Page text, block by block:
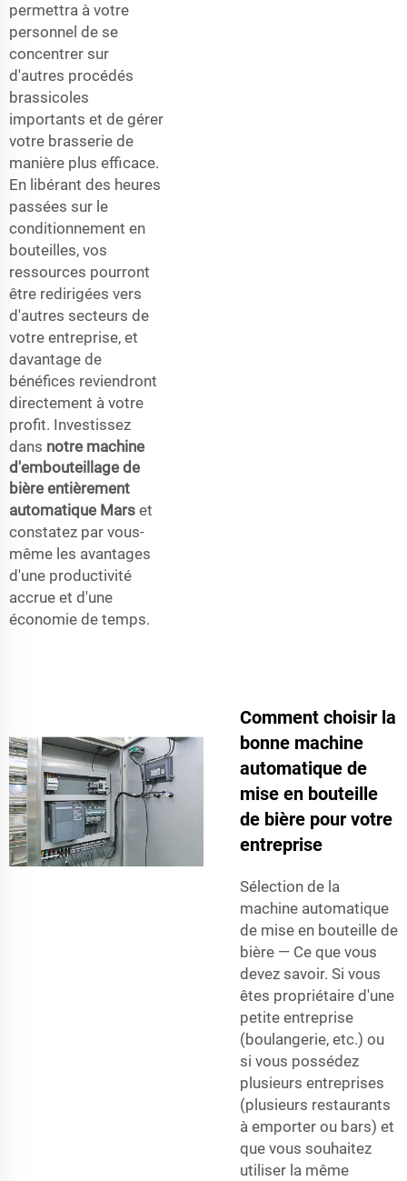
permettra à votre
personnel de se
concentrer sur
d'autres procédés
brassicoles
importants et de gérer
votre brasserie de
manière plus efficace.
En libérant des heures
passées sur le
conditionnement en
bouteilles, vos
ressources pourront
être redirigées vers
d'autres secteurs de
votre entreprise, et
davantage de
bénéfices reviendront
directement à votre
profit. Investissez
dans notre machine
d'embouteillage de
bière entièrement
automatique Mars et
constatez par vous-
même les avantages
d'une productivité
accrue et d'une
économie de temps.
Comment choisir la
bonne machine
automatique de
mise en bouteille
de bière pour votre
entreprise
Sélection de la
machine automatique
de mise en bouteille de
bière — Ce que vous
devez savoir. Si vous
êtes propriétaire d'une
petite entreprise
(boulangerie, etc.) ou
si vous possédez
plusieurs entreprises
(plusieurs restaurants
à emporter ou bars) et
que vous souhaitez
utiliser la même